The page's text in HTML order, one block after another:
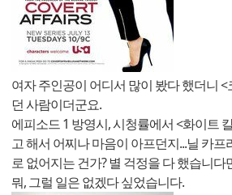
여자 주인공이 어디서 많이 봤다 했더니
던 사람이더군요.
에피소드 1 방영시, 시청률에서 <화이트
고 해서 어찌나 마음이 아프던지...닐 카
로 없어지는 건가? 별 걱정을 다 했습니다
뭐, 그럴 일은 없겠다 싶었습니다.